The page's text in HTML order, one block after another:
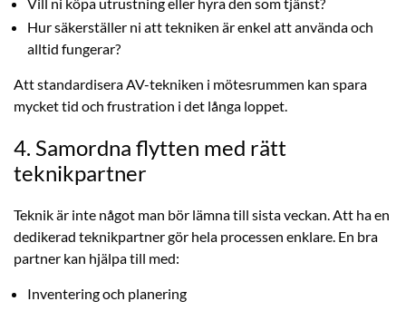
Hur säkerställer ni att tekniken är enkel att använda och
alltid fungerar?
Att standardisera AV-tekniken i mötesrummen kan spara
mycket tid och frustration i det långa loppet.
4. Samordna flytten med rätt
teknikpartner
Teknik är inte något man bör lämna till sista veckan. Att ha en
dedikerad teknikpartner gör hela processen enklare. En bra
partner kan hjälpa till med:
Inventering och planering